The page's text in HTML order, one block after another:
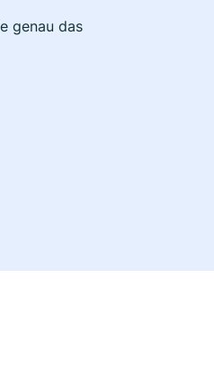
genau das